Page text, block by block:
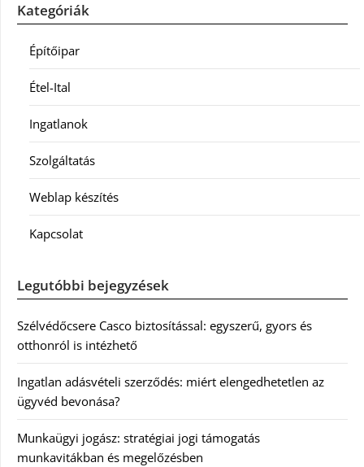
Kategóriák
Építőipar
Étel-Ital
Ingatlanok
Szolgáltatás
Weblap készítés
Kapcsolat
Legutóbbi bejegyzések
Szélvédőcsere Casco biztosítással: egyszerű, gyors és
otthonról is intézhető
Ingatlan adásvételi szerződés: miért elengedhetetlen az
ügyvéd bevonása?
Munkaügyi jogász: stratégiai jogi támogatás
munkavitákban és megelőzésben